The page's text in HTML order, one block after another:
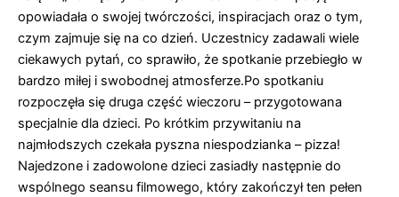
opowiadała o swojej twórczości, inspiracjach oraz o tym,
czym zajmuje się na co dzień. Uczestnicy zadawali wiele
ciekawych pytań, co sprawiło, że spotkanie przebiegło w
bardzo miłej i swobodnej atmosferze.Po spotkaniu
rozpoczęła się druga część wieczoru – przygotowana
specjalnie dla dzieci. Po krótkim przywitaniu na
najmłodszych czekała pyszna niespodzianka – pizza!
Najedzone i zadowolone dzieci zasiadły następnie do
wspólnego seansu filmowego, który zakończył ten pełen